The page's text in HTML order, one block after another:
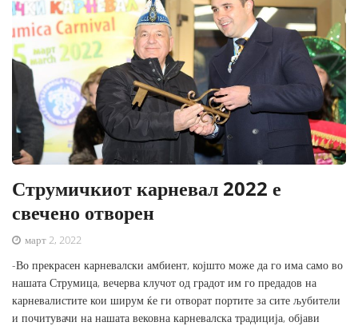
Струмичкиот карневал 2022 е
свечено отворен
март 2, 2022
-Во прекрасен карневалски амбиент, којшто може да го има само во
нашата Струмица, вечерва клучот од градот им го предадов на
карневалистите кои ширум ќе ги отворат портите за сите љубители
и почитувачи на нашата вековна карневалска традиција, објави